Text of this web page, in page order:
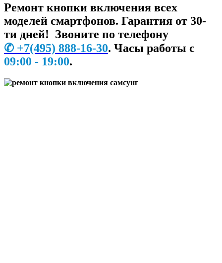
Ремонт кнопки включения всех
моделей смартфонов. Гарантия от 30-
ти дней! Звоните по телефону
✆ +7(495) 888-16-30. Часы работы с
09:00 - 19:00.